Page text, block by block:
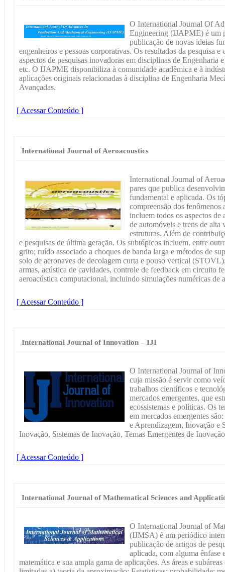
O International Journal Of
Engineering (IJAPME) é um
publicação de novas ideias
engenheiros e pessoas corporativas. Os resultados da pesquisa
aspectos de pesquisas inovadoras em disciplinas de Engenharia
etc. O IJAPME disponibiliza à comunidade acadêmica e à
aplicações originais relacionadas à disciplina de Engenharia
Avançadas.
[ Acessar Conteúdo ]
International Journal of Aeroacoustics
International Journal of
pares que publica
fundamental e aplicada. Os
compreensão dos fenômenos
incluem todos os aspectos de
de automóveis e trens de alta
estruturas. Além de
e pesquisas de última geração. Os subtópicos incluem, entre
grito; ruído associado a choques de banda larga e métodos de
solo de aeronaves de decolagem curta e pouso vertical
armas, acústica de cavidades, controle de feedback em circuito
aeroacústica computacional, incluindo simulações numéricas de
[ Acessar Conteúdo ]
International Journal of Innovation – IJI
O International Journal of
cuja missão é servir como
trabalhos científicos e
mercados emergentes, que
ecossistemas e políticas. Os
em mercados emergentes
e Aprendizagem, Inovação e
Inovação, Sistemas de Inovação, Temas Emergentes de
[ Acessar Conteúdo ]
International Journal of Mathematical Sciences and
O International Journal of
(IJMSA) é um periódico
publicação de artigos de
aplicada, com alguma ênfase
matemática e sua ampla gama de aplicações. As áreas e